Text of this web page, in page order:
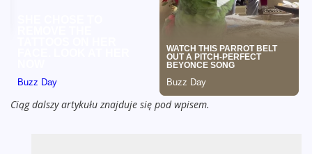
Ciąg dalszy artykułu znajduje się pod wpisem.